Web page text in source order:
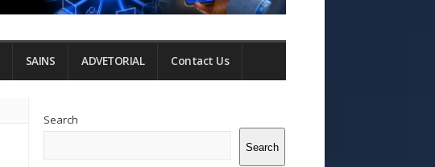
SAINS ADVETORIAL Contact Us
Sidebar
Search
Search